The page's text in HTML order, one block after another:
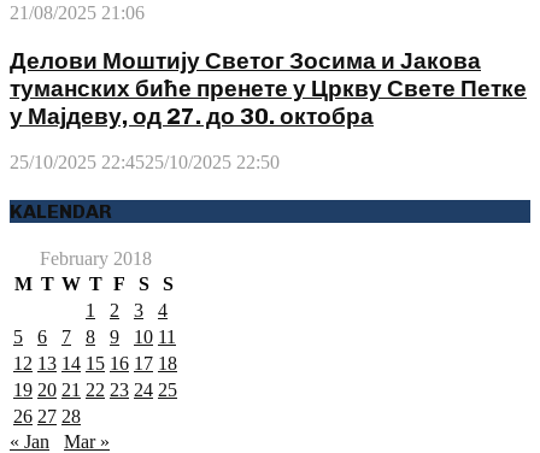
21/08/2025 21:06
Делови Моштију Светог Зосима и Јакова
туманских биће пренете у Цркву Свете Петке
у Мајдеву, од 27. до 30. октобра
25/10/2025 22:4525/10/2025 22:50
KALENDAR
February 2018
M T W T F S
S
1
2 3
4
5
6 7 8 9 10 11
12 13 14 15 16 17 18
19 20 21 22 23 24 25
26 27 28
« Jan
Mar »